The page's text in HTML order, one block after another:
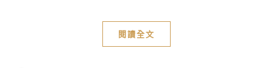
閱讀全文